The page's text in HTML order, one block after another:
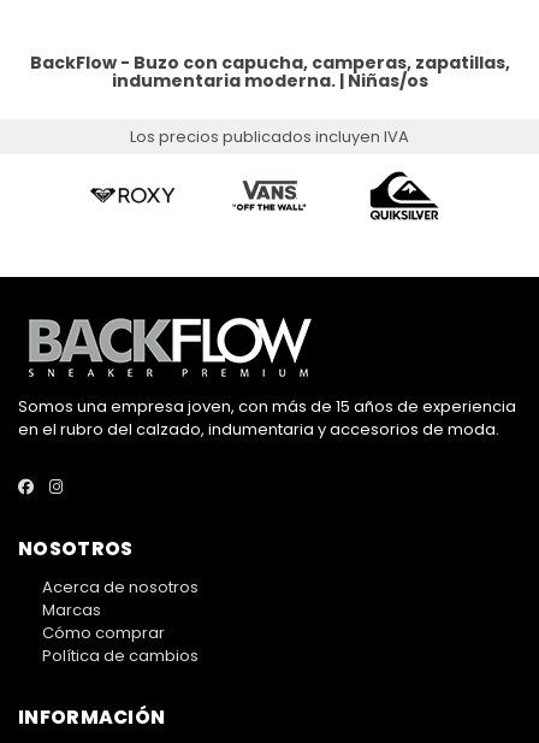
BackFlow - Buzo con capucha, camperas, zapatillas,
indumentaria moderna. | Niñas/os
Los precios publicados incluyen IVA
Somos una empresa joven, con más de 15 años de experiencia
en el rubro del calzado, indumentaria y accesorios de moda.
NOSOTROS
Acerca de nosotros
Marcas
Cómo comprar
Política de cambios
INFORMACIÓN